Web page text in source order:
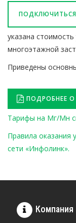
ПОДКЛЮЧИТЬСЯ
указана
многоэтажной
Приведены
ПОДРОБНЕЕ
Тарифы на Мг/Мн
Правила оказания
сети «Инфолинк».
Компания